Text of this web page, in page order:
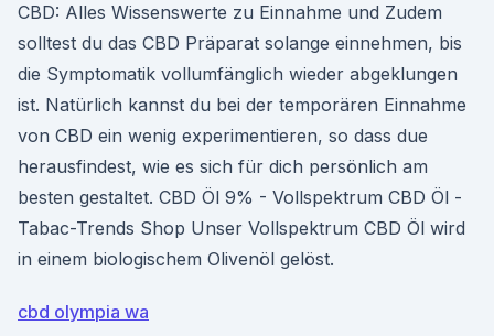
CBD: Alles Wissenswerte zu Einnahme und Zudem
solltest du das CBD Präparat solange einnehmen, bis
die Symptomatik vollumfänglich wieder abgeklungen
ist. Natürlich kannst du bei der temporären Einnahme
von CBD ein wenig experimentieren, so dass due
herausfindest, wie es sich für dich persönlich am
besten gestaltet. CBD Öl 9% - Vollspektrum CBD Öl -
Tabac-Trends Shop Unser Vollspektrum CBD Öl wird
in einem biologischem Olivenöl gelöst.
cbd olympia wa